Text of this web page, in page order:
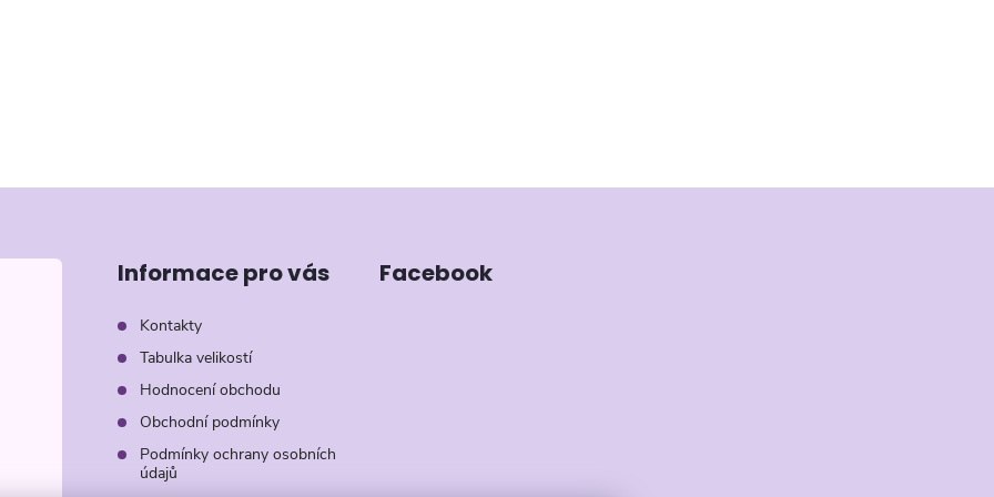
Informace pro vás
Kontakty
Tabulka velikostí
Hodnocení obchodu
Obchodní podmínky
Podmínky ochrany osobních
údajů
Facebook